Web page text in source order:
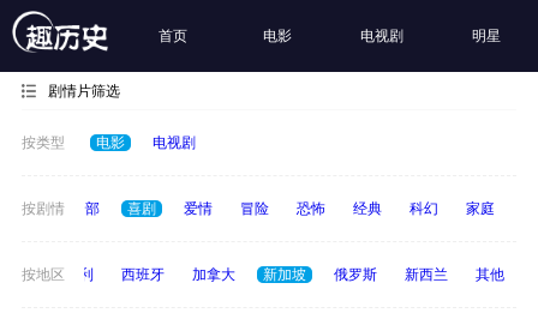
首页 电影 电视剧 明星
剧情片筛选
按类型 电影 电视剧
按剧情 全部 喜剧 爱情 冒险 恐怖 经典 科幻 家庭
按地区
度 意大利 西班牙 加拿大 新加坡 俄罗斯 新西兰 其他